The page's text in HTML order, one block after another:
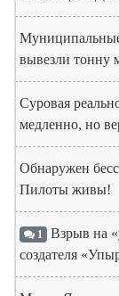
Муниципальные
вывезли тонну
Суровая
медленно, но
Обнаружен
Пилоты живы!
1 Взрыв на
создателя